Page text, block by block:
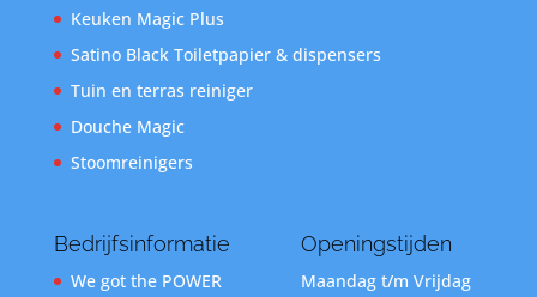
Keuken Magic Plus
Satino Black Toiletpapier & dispensers
Tuin en terras reiniger
Douche Magic
Stoomreinigers
Bedrijfsinformatie
We got the POWER
Openingstijden
Maandag t/m Vrijdag